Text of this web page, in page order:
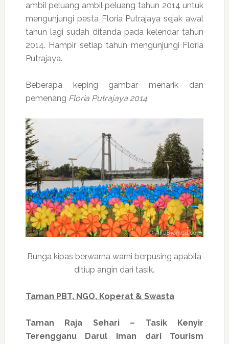
ambil peluang ambil peluang tahun 2014 untuk
mengunjungi pesta Floria Putrajaya sejak awal
tahun lagi sudah ditanda pada kelendar tahun
2014. Hampir setiap tahun mengunjungi Floria
Putrajaya.
Beberapa keping gambar menarik dan
pemenang Floria Putrajaya 2014.
Bunga kipas berwarna warni berpusing apabila
ditiup angin dari tasik.
Taman PBT, NGO, Koperat & Swasta
Taman Raja Sehari – Tasik Kenyir
Terengganu Darul Iman dari Tourism